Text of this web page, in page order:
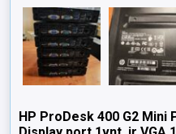
HP ProDesk 400 G2 Mini